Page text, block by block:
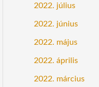
2022. július
2022. június
2022. május
2022. április
2022. március